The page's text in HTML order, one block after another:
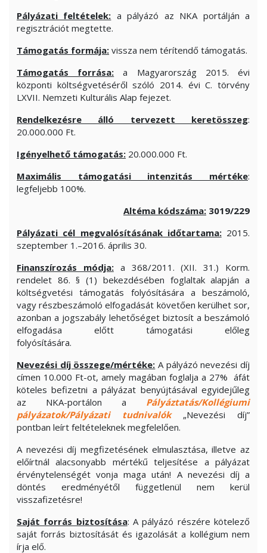
Pályázati feltételek: a pályázó az NKA portálján a
regisztrációt megtette.
Támogatás formája: vissza nem térítendő támogatás.
Támogatás forrása: a Magyarország 2015. évi
központi költségvetéséről szóló 2014. évi C. törvény
LXVII. Nemzeti Kulturális Alap fejezet.
Rendelkezésre álló tervezett keretösszeg:
20.000.000 Ft.
Igényelhető támogatás: 20.000.000 Ft.
Maximális támogatási intenzitás mértéke:
legfeljebb 100%.
Altéma kódszáma: 3019/229
Pályázati cél megvalósításának időtartama:2015.
szeptember 1.–2016. április 30.
Finanszírozás módja:a 368/2011. (XII. 31.) Korm.
rendelet 86. § (1) bekezdésében foglaltak alapján a
költségvetési támogatás folyósítására a beszámoló,
vagy részbeszámoló elfogadását követően kerülhet sor,
azonban a jogszabály lehetőséget biztosít a beszámoló
elfogadása előtt támogatási előleg
folyósítására.
Nevezési díj összege/mértéke: A pályázó nevezési díj
címen 10.000 Ft-ot, amely magában foglalja a 27% áfát
köteles befizetni a pályázat benyújtásával egyidejűleg
az NKA-portálon a Pályáztatás/Kollégiumi
pályázatok/Pályázati tudnivalók
„Nevezési díj”
pontban leírt feltételeknek megfelelően.
A nevezési díj megfizetésének elmulasztása, illetve az
előírtnál alacsonyabb mértékű teljesítése a pályázat
érvénytelenségét vonja maga után! A nevezési díj a
döntés eredményétől függetlenül nem kerül
visszafizetésre!
Saját forrás biztosítása: A pályázó részére kötelező
saját forrás biztosítását és igazolását a kollégium nem
írja elő.